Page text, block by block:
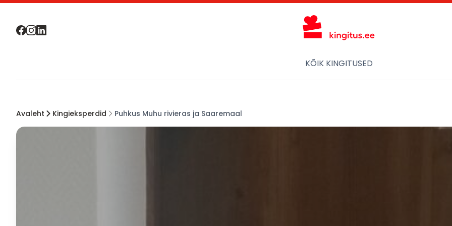
KÕIK KINGITUSED
Avaleht Kingieksperdid Puhkus Muhu rivieras ja Saaremaal